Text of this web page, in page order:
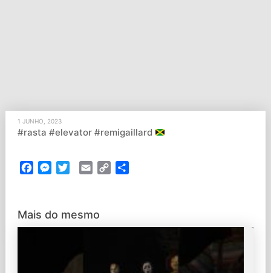
1 JUNHO, 2023
#rasta #elevator #remigaillard
FacebookMessenger
TwitterEmail Copy
Mais do mesmo